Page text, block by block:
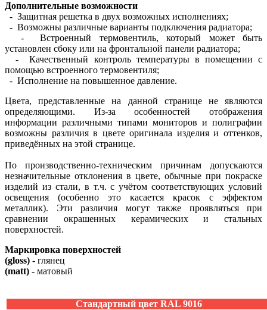
Дополнительные возможности
- Защитная решетка в двух возможных исполнениях;
- Возможны различные варианты подключения радиатора;
- Встроенный термовентиль, который может быть
установлен сбоку или на фронтальной панели радиатора;
- Качественный контроль температуры в помещении с
помощью встроенного термовентиля;
- Исполнение на повышенное давление.
Цвета, представленные на данной странице не являются
определяющими. Из-за особенностей отображения
информации различными типами мониторов и полиграфии
возможны различия в цвете оригинала изделия и оттенков,
приведённых на этой странице.
По производственно-техническим причинам допускаются
незначительные отклонения в цвете, обычные при покраске
изделий из стали, в т.ч. с учётом соответствующих условий
освещения (особенно это касается красок с эффектом
металлик). Эти различия могут также проявляться при
сравнении окрашенных керамических и стальных
поверхностей.
Маркировка поверхностей
(gloss) - глянец
(matt) - матовый
Стандартный цвет RAL 9016